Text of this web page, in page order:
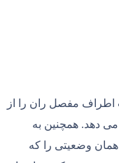
مفصل ران را از
دهد. همچنین به
وضعیتی را که